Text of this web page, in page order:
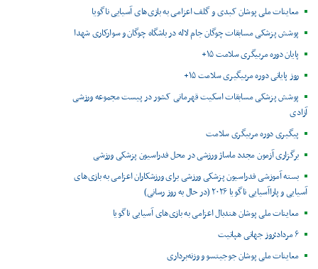
معاینات ملی پوشان کبدی و گلف اعزامی به بازی‌های آسیایی ناگویا
پوشش پزشکی مسابقات چوگان جام لاله در باشگاه چوگان و سوارکاری شهدا
پایان دوره مربیگری سلامت ۱۵+
روز پایانی دوره مربیگیری سلامت ۱۵+
پوشش پزشکی مسابقات اسکیت قهرمانی کشور در پیست مجموعه ورزشی
آزادی
پیگیری دوره مربیگری سلامت
برگزاری آزمون مجدد ماساژ ورزشی در محل فدراسیون پزشکی ورزشی
بسته آموزشی فدراسیون پزشکی ورزشی برای ورزشکاران اعزامی به بازی‌های
آسیایی و پاراآسیایی ناگویا ۲۰۲۶ (در حال به روز رسانی)
معاینات ملی پوشان هندبال اعزامی به بازی‌های آسیایی ناگویا
۶ مرداد؛روز جهانی هپاتیت
معاینات ملی پوشان جوجیتسو و وزنه‌برداری